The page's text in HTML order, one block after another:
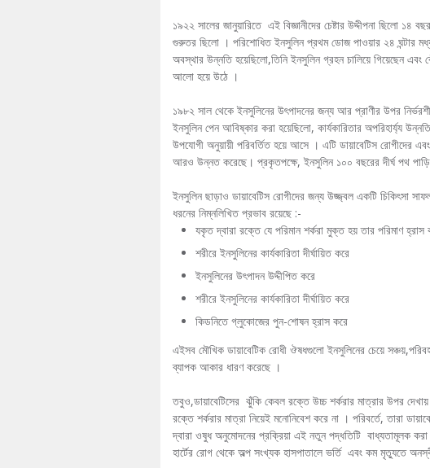
১৯২২ সালের জানুয়ারিতে এই বিজ্ঞানীদের চেষ্টার উদ্দীপনা ছিলো
গুরুতর ছিলো । পরিশোধিত ইনসুলিন প্রথম ডোজ পাওয়ার ২৪ ঘন্টার মধ্য
অবস্থার উন্নতি হয়েছিলো,তিনি ইনসুলিন গ্রহন চালিয়ে গিয়েছেন
আলো হয়ে উঠে ।
১৯৮২ সাল থেকে ইনসুলিনের উৎপাদনের জন্য আর প্রাণীর উপর
ইনসুলিন পেন আবিষ্কার করা হয়েছিলো, কার্যকারিতার অপরিহার্য্য
উপযোগী অনুয়ায়ী পরিবর্তিত হয়ে আসে । এটি ডায়াবেটিস রোগীদের
আরও উন্নত করেছে। প্রকৃতপক্ষে, ইনসুলিন ১০০ বছরের দীর্ঘ পথ
ইনসুলিন ছাড়াও ডায়াবেটিস রোগীদের জন্য উজ্জ্বল একটি চিকিৎসা
ধরনের নিম্নলিখিত প্রভাব রয়েছে :-
যকৃত দ্বারা রক্তে যে পরিমান শর্করা মুক্ত হয় তার পরিমাণ হ্রাস
শরীরে ইনসুলিনের কার্যকারিতা দীর্ঘায়িত করে
ইনসুলিনের উৎপাদন উদ্দীপিত করে
শরীরে ইনসুলিনের কার্যকারিতা দীর্ঘায়িত করে
কিডনিতে গ্লুকোজের পুন-শোষন হ্রাস করে
এইসব মৌখিক ডায়াবেটিক রোধী ঔষধগুলো ইনসুলিনের চেয়ে
ব্যাপক আকার ধারণ করেছে ।
তবুও,ডায়াবেটিসের ঝুঁকি কেবল রক্তে উচ্চ শর্করার মাত্রার উপর
রক্তে শর্করার মাত্রা নিয়েই মনোনিবেশ করে না । পরিবর্তে, তারা
দ্বারা ওষুধ অনুমোদনের প্রক্রিয়া এই নতুন পদ্ধতিটি বাধ্যতামূলক করা
হার্টের রোগ থেকে অল্প সংখ্যক হাসপাতালে ভর্তি এবং কম মৃত্যুতে